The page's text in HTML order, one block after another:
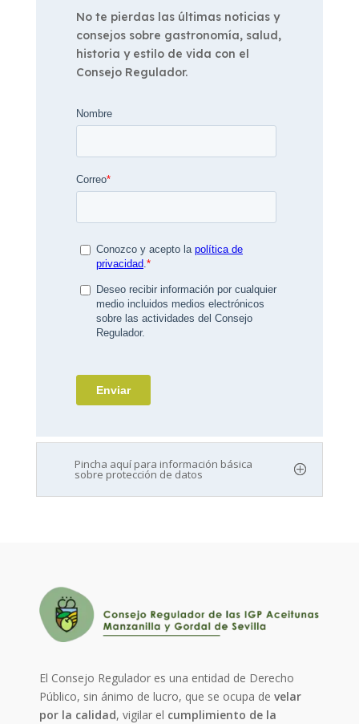
No te pierdas las últimas noticias y
consejos sobre gastronomía, salud,
historia y estilo de vida con el
Consejo Regulador.
Pincha aquí para información básica
sobre protección de datos
El Consejo Regulador es una entidad de Derecho
Público, sin ánimo de lucro, que se ocupa develar
por la calidad, vigilar el cumplimiento de la